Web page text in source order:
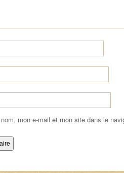
mon e-mail et mon site dans le